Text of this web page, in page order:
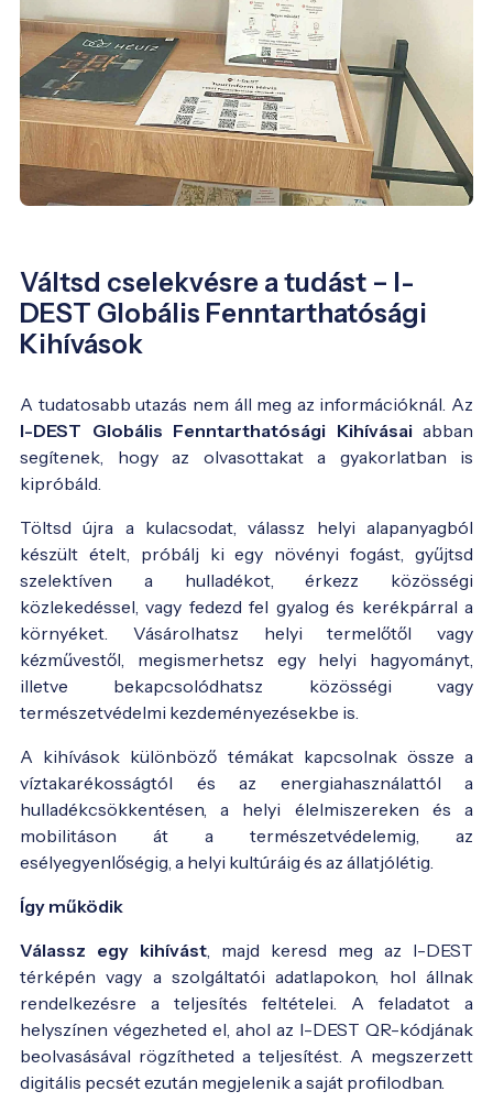
Váltsd cselekvésre a tudást – I-
DEST Globális Fenntarthatósági
Kihívások
A tudatosabb utazás nem áll meg az információknál. Az
I-DEST Globális Fenntarthatósági Kihívásai abban
segítenek, hogy az olvasottakat a gyakorlatban is
kipróbáld.
Töltsd újra a kulacsodat, válassz helyi alapanyagból
készült ételt, próbálj ki egy növényi fogást, gyűjtsd
szelektíven a hulladékot, érkezz közösségi
közlekedéssel, vagy fedezd fel gyalog és kerékpárral a
környéket. Vásárolhatsz helyi termelőtől vagy
kézművestől, megismerhetsz egy helyi hagyományt,
illetve bekapcsolódhatsz közösségi vagy
természetvédelmi kezdeményezésekbe is.
A kihívások különböző témákat kapcsolnak össze a
víztakarékosságtól és az energiahasználattól a
hulladékcsökkentésen, a helyi élelmiszereken és a
mobilitáson át a természetvédelemig, az
esélyegyenlőségig, a helyi kultúráig és az állatjólétig.
Így működik
Válassz egy kihívást , majd keresd meg az I-DEST
térképén vagy a szolgáltatói adatlapokon, hol állnak
rendelkezésre a teljesítés feltételei. A feladatot a
helyszínen végezheted el, ahol az I-DEST QR-kódjának
beolvasásával rögzítheted a teljesítést. A megszerzett
digitális pecsét ezután megjelenik a saját profilodban.